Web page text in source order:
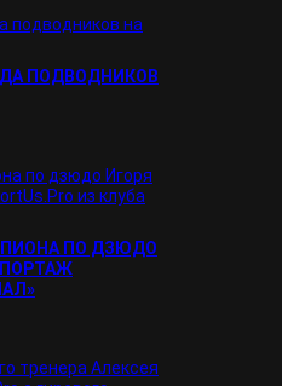
ПОДВОДНИКОВ
ПО ДЗЮДО